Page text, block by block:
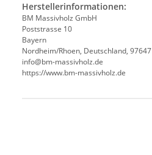
Herstellerinformationen:
BM Massivholz GmbH
Poststrasse 10
Bayern
Nordheim/Rhoen, Deutschland, 97647
info@bm-massivholz.de
https://www.bm-massivholz.de